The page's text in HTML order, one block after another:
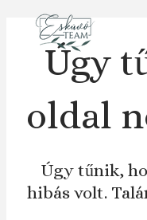
tartalomraÚgy
oldal
Úgy tűnik,
hibás volt.